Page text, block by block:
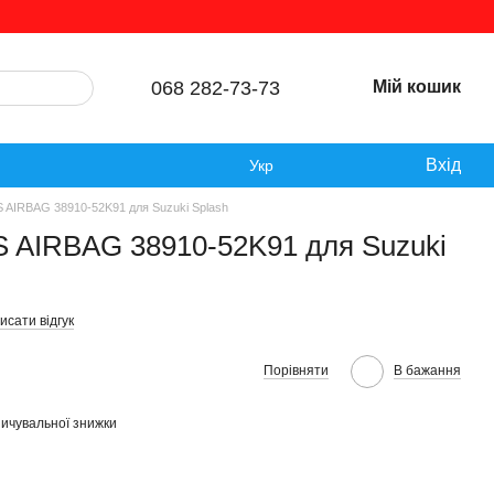
068 282-73-73 Мій кошик
Укр Вхід
AIRBAG 38910-52K91 для Suzuki Splash
AIRBAG 38910-52K91 для Suzuki
відгук
Порівняти В бажання
знижки